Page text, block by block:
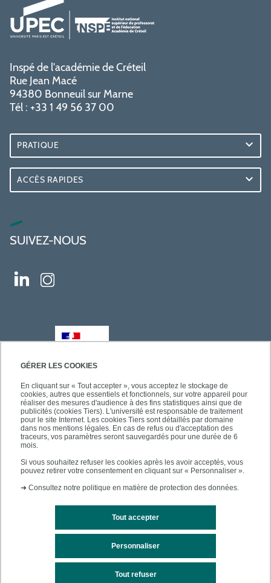
GÉRER LES COOKIES
En cliquant sur « Tout accepter », vous acceptez le stockage de
cookies, autres que essentiels et fonctionnels, sur votre appareil pour
réaliser des mesures d'audience à des fins statistiques ainsi que de
publicités (cookies Tiers). L'université est responsable de traitement
pour le site Internet. Les cookies Tiers sont détaillés par domaine
dans nos mentions légales. En cas de refus ou d'acceptation des
traceurs, vos paramètres seront sauvegardés pour une durée de 6
mois.
Si vous souhaitez refuser les cookies après les avoir acceptés, vous
pouvez retirer votre consentement en cliquant sur « Personnaliser ».
➜ Consultez notre politique en matière de protection des données.
Tout accepter
Tout refuser
Personnaliser
Inspé de l'académie de Créteil
Rue Jean Macé
94380 Bonneuil sur Marne
Tél : +33 1 49 56 37 00
PRATIQUE
ACCÈS RAPIDES
SUIVEZ-NOUS
Mentions légales Plan du site